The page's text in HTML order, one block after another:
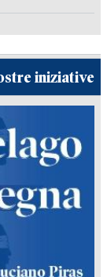
iniziative